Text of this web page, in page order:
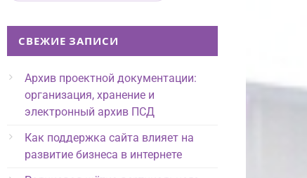
СВЕЖИЕ ЗАПИСИ
Архив проектной документации:
организация, хранение и
электронный архив ПСД
Как поддержка сайта влияет на
развитие бизнеса в интернете